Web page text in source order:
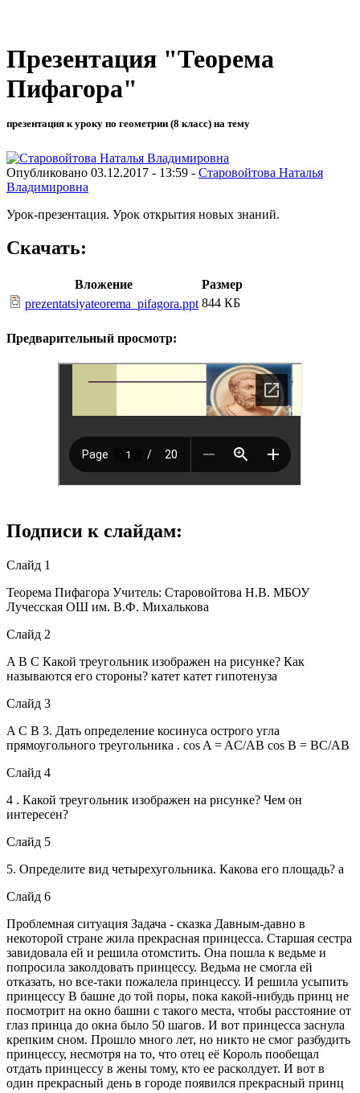
Презентация "Теорема
Пифагора"
презентация к уроку по геометрии (8 класс) на тему
Опубликовано 03.12.2017 - 13:59 - Старовойтова Наталья
Владимировна
Урок-презентация. Урок открытия новых знаний.
Скачать:
Вложение
Размер
prezentatsiyateorema_pifagora.ppt 844 КБ
Предварительный просмотр:
Подписи к слайдам:
Слайд 1
Теорема Пифагора Учитель: Старовойтова Н.В. МБОУ
Лучесская ОШ им. В.Ф. Михалькова
Слайд 2
A B C Какой треугольник изображен на рисунке? Как
называются его стороны? катет катет гипотенуза
Слайд 3
A C B 3. Дать определение косинуса острого угла
прямоугольного треугольника . cos A = AC/AB cos B = BC/AB
Слайд 4
4 . Какой треугольник изображен на рисунке? Чем он
интересен?
Слайд 5
5. Определите вид четырехугольника. Какова его площадь? а
Слайд 6
Проблемная ситуация Задача - сказка Давным-давно в
некоторой стране жила прекрасная принцесса. Старшая сестра
завидовала ей и решила отомстить. Она пошла к ведьме и
попросила заколдовать принцессу. Ведьма не смогла ей
отказать, но все-таки пожалела принцессу. И решила усыпить
принцессу В башне до той поры, пока какой-нибудь принц не
посмотрит на окно башни с такого места, чтобы расстояние от
глаз принца до окна было 50 шагов. И вот принцесса заснула
крепким сном. Прошло много лет, но никто не смог разбудить
принцессу, несмотря на то, что отец её Король пообещал
отдать принцессу в жены тому, кто ее расколдует. И вот в
один прекрасный день в городе появился прекрасный принц